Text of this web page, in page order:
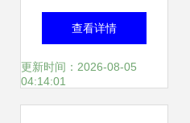
景区开发项目商业
计划书——创新生
查看详情
更新时间：2026-08-05
04:14:01